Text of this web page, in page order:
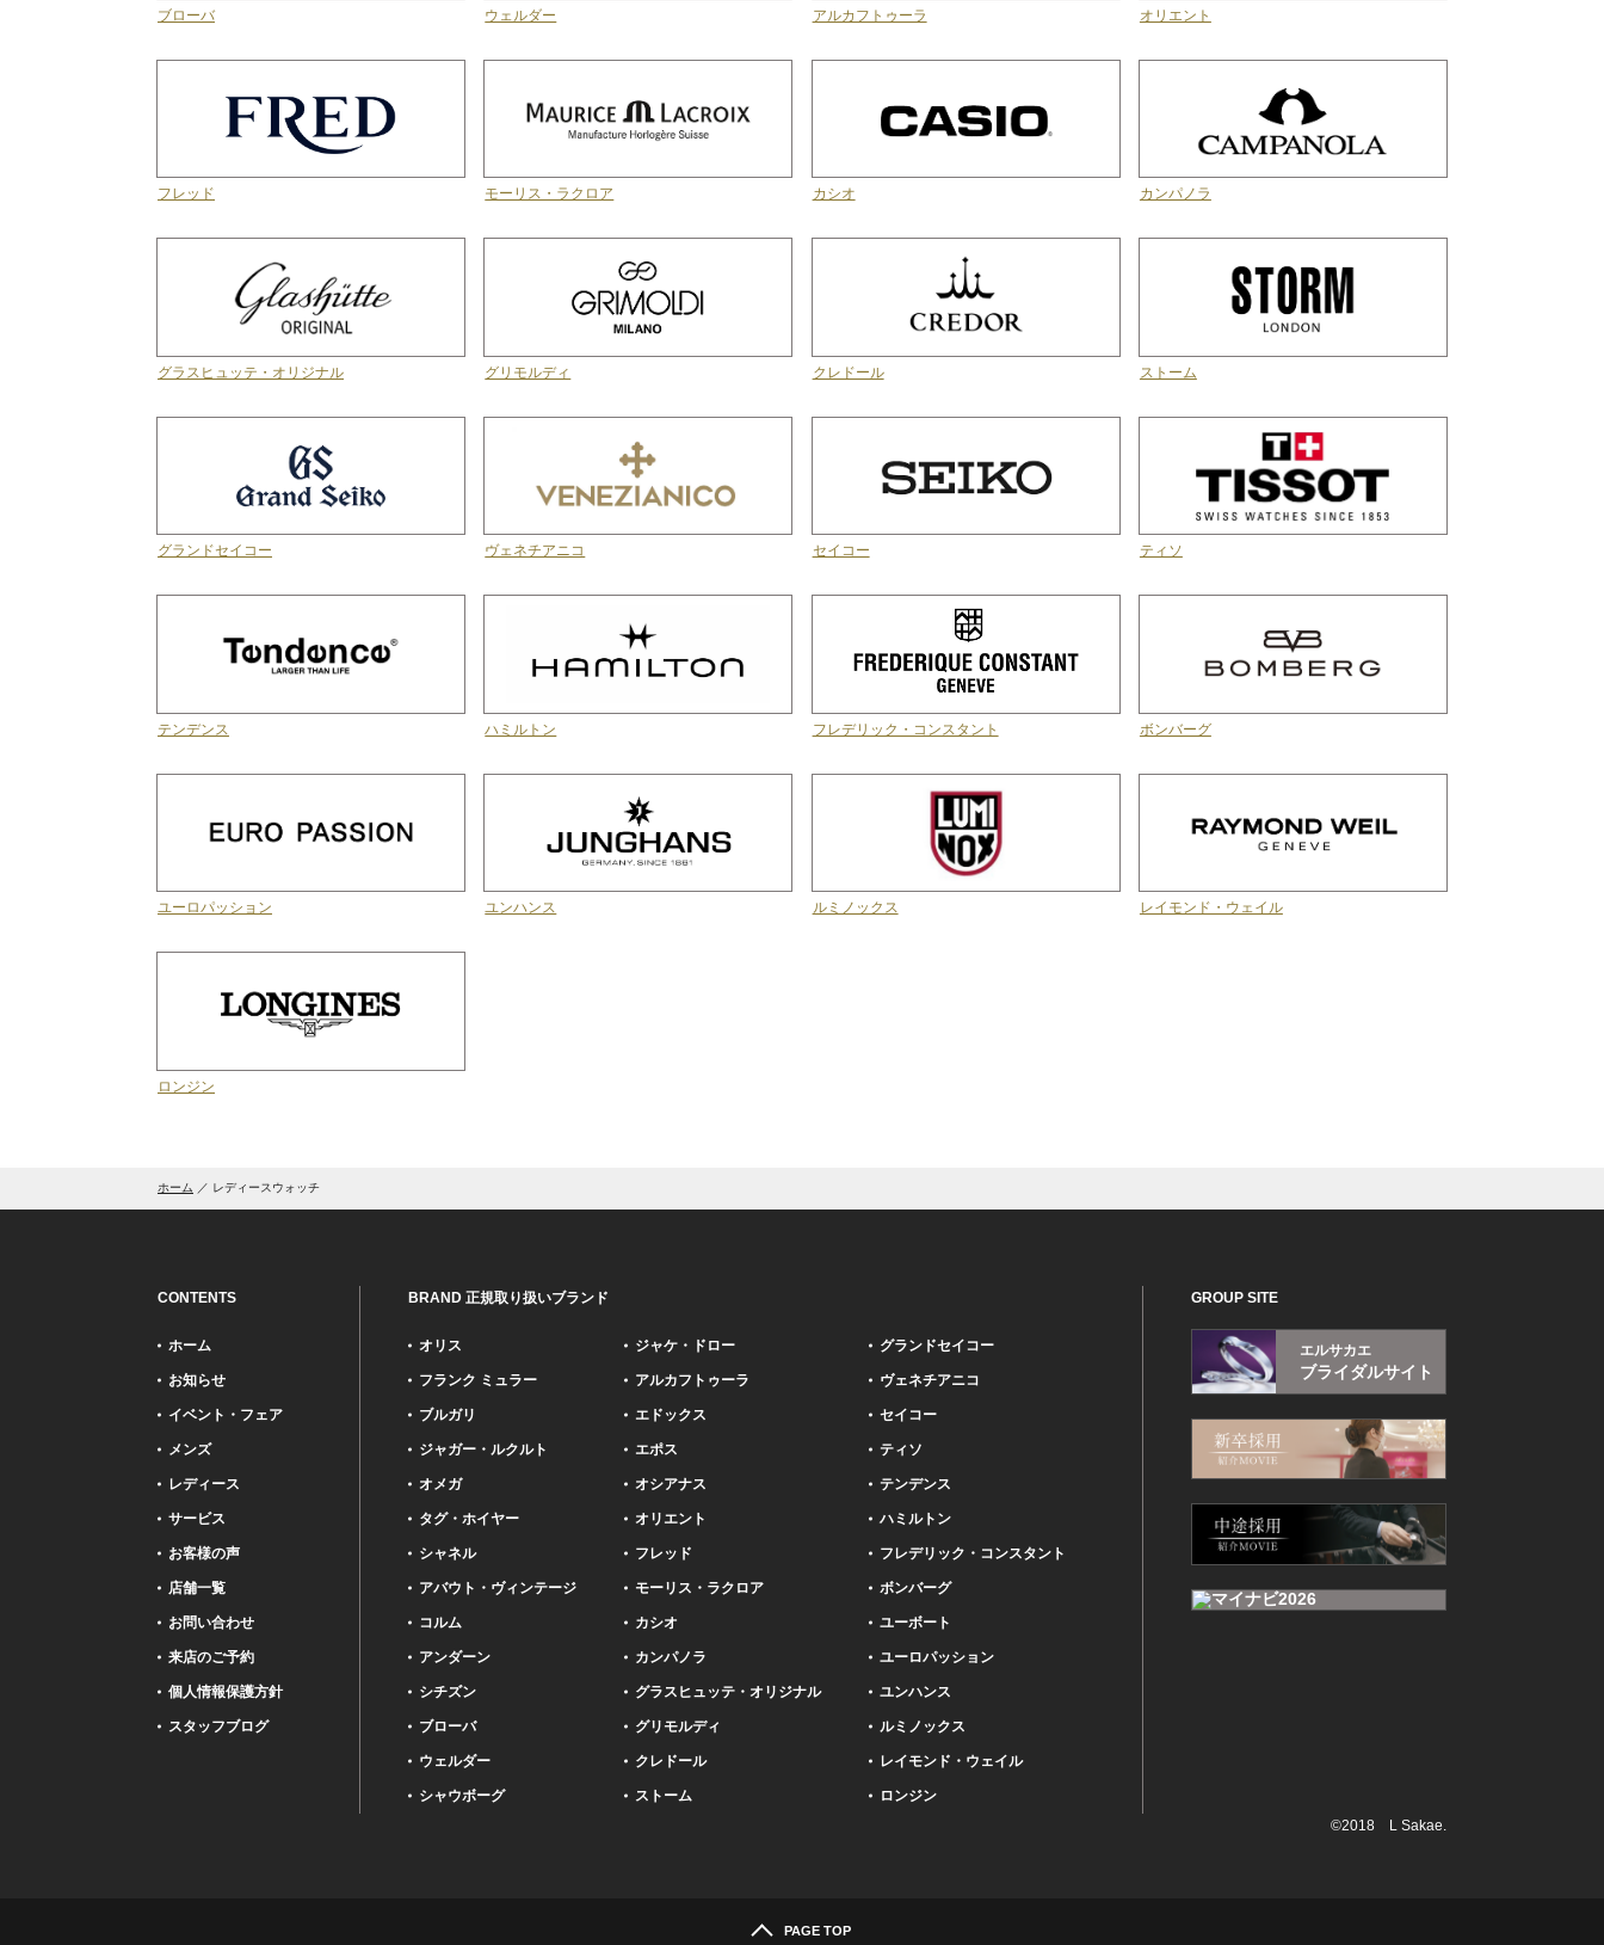
ブローバ ウェルダー アルカフトゥーラ オリエント
フレッド モーリス・ラクロア カシオ カンパノラ
グラスヒュッテ・オリジナル グリモルディ クレドール ストーム
グランドセイコー ヴェネチアニコ セイコー ティソ
テンデンス ハミルトン フレデリック・コンスタント ボンバーグ
ユーロパッション ユンハンス ルミノックス レイモンド・ウェイル
ロンジン
ホーム レディースウォッチ
CONTENTS
ホーム
お知らせ
イベント・フェア
メンズ
レディース
サービス
お客様の声
店舗一覧
お問い合わせ
来店のご予約
個人情報保護方針
スタッフブログ
BRAND 正規取り扱いブランド
オリス
フランク ミュラー
ブルガリ
ジャガー・ルクルト
オメガ
タグ・ホイヤー
シャネル
アバウト・ヴィンテージ
コルム
アンダーン
シチズン
ブローバ
ウェルダー
シャウボーグ
ジャケ・ドロー
アルカフトゥーラ
エドックス
エポス
オシアナス
オリエント
フレッド
モーリス・ラクロア
カシオ
カンパノラ
グラスヒュッテ・オリジナル
グリモルディ
クレドール
ストーム
グランドセイコー
ヴェネチアニコ
セイコー
ティソ
テンデンス
ハミルトン
フレデリック・コンスタント
ボンバーグ
ユーボート
ユーロパッション
ユンハンス
ルミノックス
レイモンド・ウェイル
ロンジン
GROUP SITE
エルサカエ
ブライダルサイト
©2018 L Sakae.
PAGE TOP